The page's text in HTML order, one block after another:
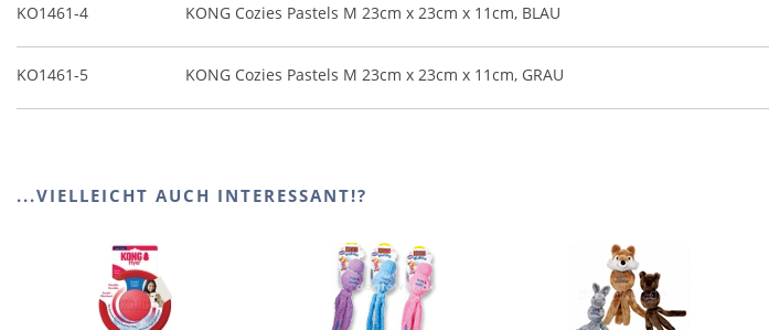
KO1461-4 KONG Cozies Pastels M 23cm x 23cm x 11cm, BLAU
KO1461-5 KONG Cozies Pastels M 23cm x 23cm x 11cm, GRAU
...VIELLEICHT AUCH INTERESSANT!?